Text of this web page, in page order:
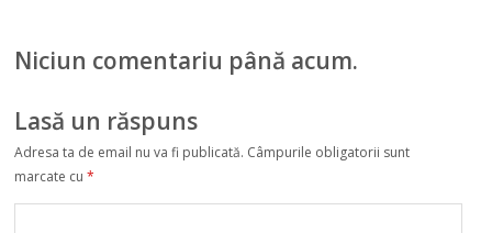
Niciun comentariu până acum.
Lasă un răspuns
Adresa ta de email nu va fi publicată. Câmpurile obligatorii sunt
marcate cu*